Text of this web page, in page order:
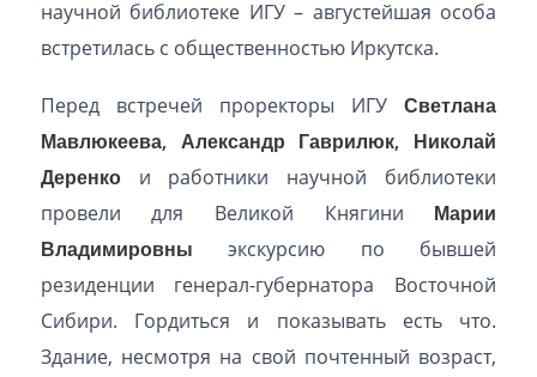
научной библиотеке ИГУ – августейшая особа
встретилась с общественностью Иркутска.
Перед встречей проректоры ИГУСветлана
Мавлюкеева, Александр Гаврилюк, Николай
Деренкои работники научной библиотеки
провели для Великой Княгини Марии
Владимировны экскурсию по бывшей
резиденции генерал-губернатора Восточной
Сибири. Гордиться и показывать есть что.
Здание, несмотря на свой почтенный возраст,